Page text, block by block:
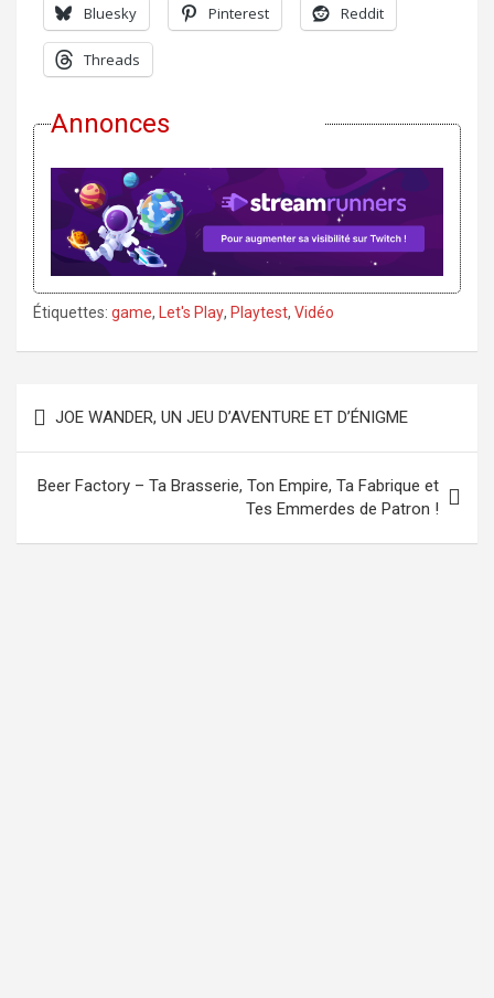
Bluesky Pinterest Reddit
Threads
Annonces
Étiquettes: game, Let's Play, Playtest, Vidéo
de
l’article
JOE WANDER, UN JEU D’AVENTURE ET D’ÉNIGME
Beer Factory – Ta Brasserie, Ton Empire, Ta Fabrique et
Tes Emmerdes de Patron !